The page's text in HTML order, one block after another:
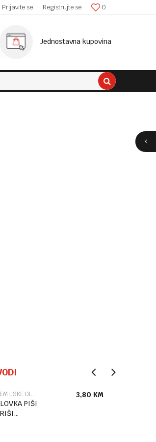
ISPORUKA! 0
Prijavite se Registrujte se
Jednostavna kupovina
HEMIJSKE OLOVKE
PIŠI
3,80 KM